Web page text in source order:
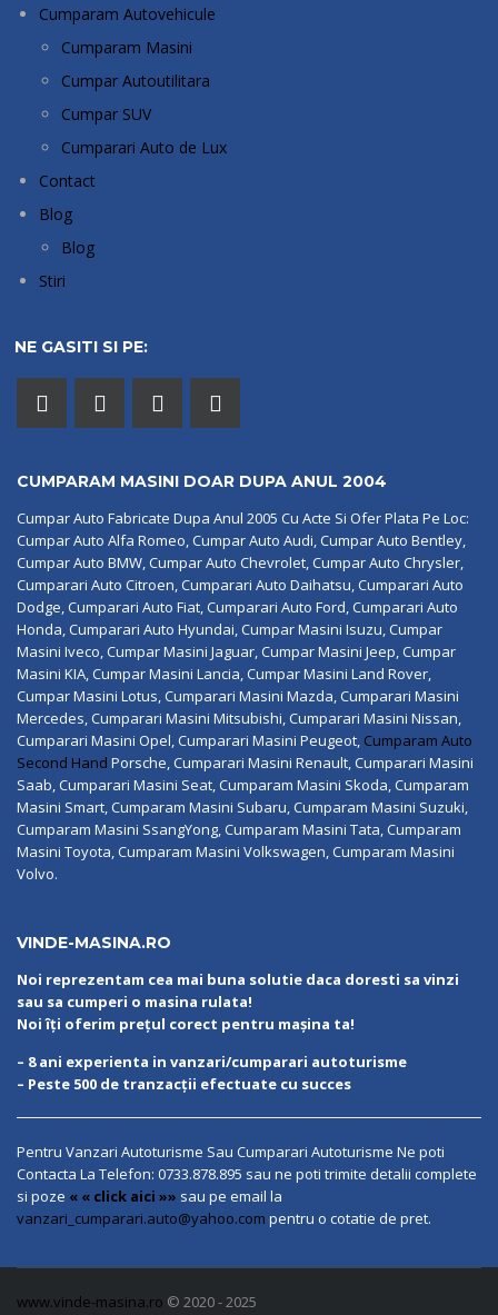
Cumparam Autovehicule
Cumparam Masini
Cumpar Autoutilitara
Cumpar SUV
Cumparari Auto de Lux
Contact
Blog
Blog
Stiri
NE GASITI SI PE:
CUMPARAM MASINI DOAR DUPA ANUL 2004
Cumpar Auto Fabricate Dupa Anul 2005 Cu Acte Si Ofer Plata Pe Loc:
Cumpar Auto Alfa Romeo, Cumpar Auto Audi, Cumpar Auto Bentley,
Cumpar Auto BMW, Cumpar Auto Chevrolet, Cumpar Auto Chrysler,
Cumparari Auto Citroen, Cumparari Auto Daihatsu, Cumparari Auto
Dodge, Cumparari Auto Fiat, Cumparari Auto Ford, Cumparari Auto
Honda, Cumparari Auto Hyundai, Cumpar Masini Isuzu, Cumpar
Masini Iveco, Cumpar Masini Jaguar, Cumpar Masini Jeep, Cumpar
Masini KIA, Cumpar Masini Lancia, Cumpar Masini Land Rover,
Cumpar Masini Lotus, Cumparari Masini Mazda, Cumparari Masini
Mercedes, Cumparari Masini Mitsubishi, Cumparari Masini Nissan,
Cumparari Masini Opel, Cumparari Masini Peugeot, Cumparam Auto
Second Hand Porsche, Cumparari Masini Renault, Cumparari Masini
Saab, Cumparari Masini Seat, Cumparam Masini Skoda, Cumparam
Masini Smart, Cumparam Masini Subaru, Cumparam Masini Suzuki,
Cumparam Masini SsangYong, Cumparam Masini Tata, Cumparam
Masini Toyota, Cumparam Masini Volkswagen, Cumparam Masini
Volvo.
VINDE-MASINA.RO
Noi reprezentam cea mai buna solutie daca doresti sa vinzi
sau sa cumperi o masina rulata!
Noi îți oferim prețul corect pentru mașina ta!
– 8 ani experienta in vanzari/cumparari autoturisme
– Peste 500 de tranzacții efectuate cu succes
Pentru Vanzari Autoturisme Sau Cumparari Autoturisme Ne poti
Contacta La Telefon: 0733.878.895 sau ne poti trimite detalii complete
si poze « « click aici »» sau pe email la
vanzari_cumparari.auto@yahoo.com pentru o cotatie de pret.
www.vinde-masina.ro © 2020 - 2025